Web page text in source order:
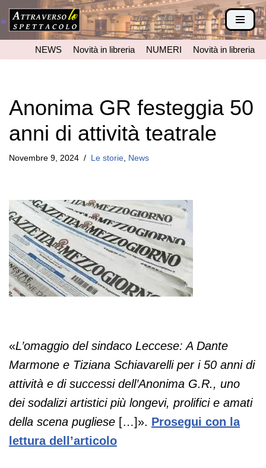
Vai
contenuto
NEWS Novità in libreria NUMERI Novità in libreria
Anonima GR festeggia 50
anni di attività teatrale
Novembre 9, 2024 Le storie News
«L’omaggio del sindaco Leccese: A Dante
Marmone e Tiziana Schiavarelli per i 50 anni di
attività e di successi dell’Anonima G.R., uno
dei sodalizi artistici più longevi, prolifici e amati
della scena pugliese […]». Prosegui con la
lettura dell’articolo